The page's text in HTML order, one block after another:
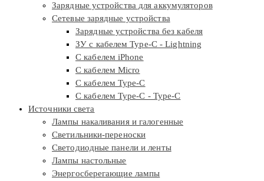
Зарядные устройства для аккумуляторов
Сетевые зарядные устройства
Зарядные устройства без кабеля
ЗУ с кабелем Type-C - Lightning
С кабелем iPhone
С кабелем Micro
С кабелем Type-C
С кабелем Type-C - Type-C
Источники света
Лампы накаливания и галогенные
Светильники-переноски
Светодиодные панели и ленты
Лампы настольные
Энергосберегающие лампы